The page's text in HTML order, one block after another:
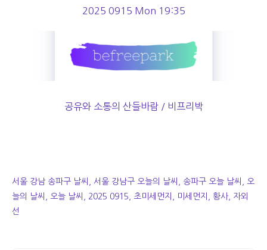
2025 0915 Mon 19:35
공유와 소통의 산들바람 / 비프리박
서울 강남 송파구 날씨, 서울 강남구 오늘의 날씨, 송파구 오늘 날씨, 오
늘의 날씨, 오늘 날씨, 2025 0915, 초미세먼지, 미세먼지, 황사, 자외
선